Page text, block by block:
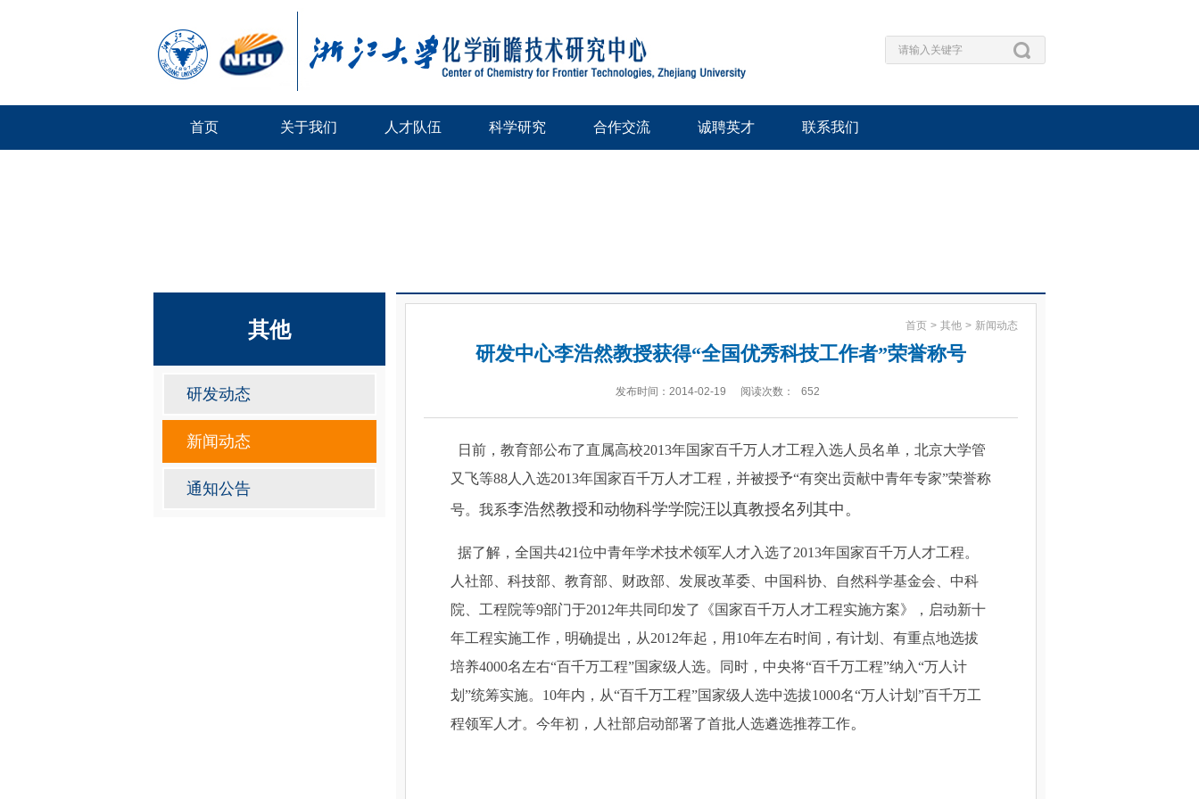
首页 关于我们 人才队伍 科学研究 合作交流 诚聘英才 联系我们
其他
研发动态
新闻动态
通知公告
首页 > 其他 > 新闻动态
研发中心李浩然教授获得“全国优秀科技工作者”荣誉称号
发布时间：2014-02-19 阅读次数： 652
日前，教育部公布了直属高校2013年国家百千万人才工程入选人员名单，北京大学管
又飞等88 人入选2013年国家百千万人才工程，并被授予“有突出贡献中青年专家”荣誉称
号。我系李浩然教授和动物科学学院汪以真教授名列其中。
据了解，全国共421位中青年学术技术领军人才入选了2013年国家百千万人才工程。
人社部、科技部、教育部、财政部、发展改革委、中国科协、自然科学基金会、中科
院、工程院等9部门于2012年共同印发了《国家百千万人才工程实施方案》，启动新十
年工程实施工作，明确提出，从2012年起，用 10年左右时间，有计划、有重点地选拔
培养4000名左右“百千万工程”国家级人选。同时，中央将“百千万工程”纳入“万人计
划 ”统筹实施。 10年内，从“百千万工程”国家级人选中选拔1000名“万人计划 ”百千万工
程领军人才。今年初，人社部启动部署了首批人选遴选推荐工作。